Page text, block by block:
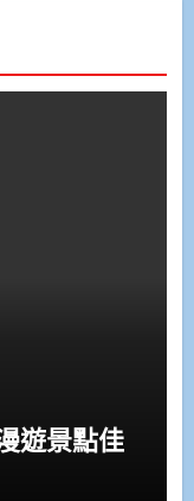
? 鹿野慢漫遊景點佳